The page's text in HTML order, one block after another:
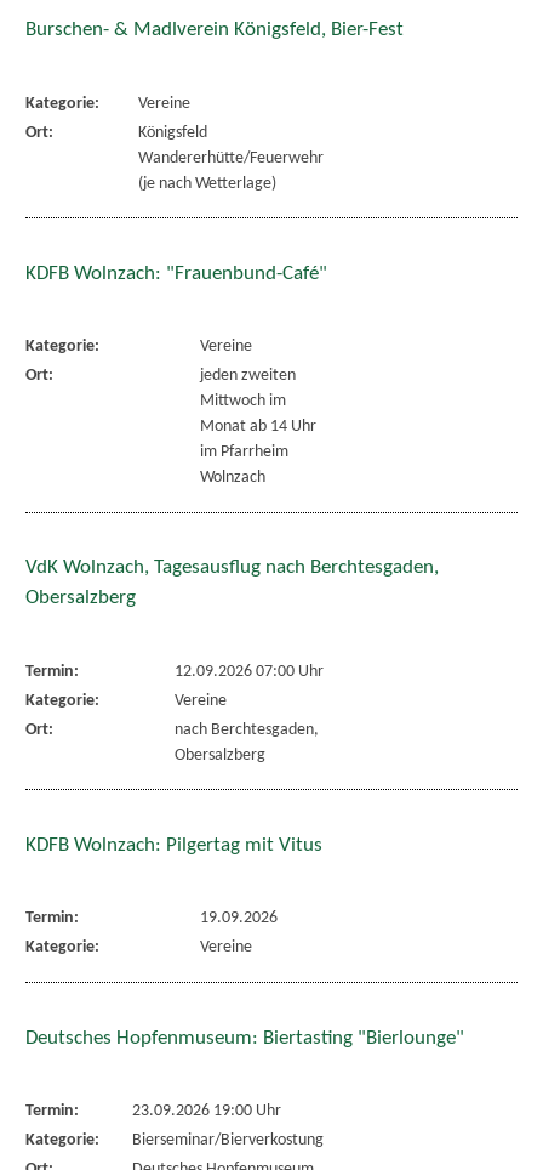
Burschen- & Madlverein Königsfeld, Bier-Fest
Kategorie:
Vereine
Ort:
Königsfeld
Wandererhütte/Feuerwehr
(je nach Wetterlage)
KDFB Wolnzach: "Frauenbund-Café"
Kategorie:
Vereine
Ort:
jeden zweiten
Mittwoch im
Monat ab 14 Uhr
im Pfarrheim
Wolnzach
VdK Wolnzach, Tagesausflug nach Berchtesgaden,
Obersalzberg
Termin:
12.09.2026 07:00 Uhr
Kategorie:
Vereine
Ort:
nach Berchtesgaden,
Obersalzberg
KDFB Wolnzach: Pilgertag mit Vitus
Termin:
19.09.2026
Kategorie:
Vereine
Deutsches Hopfenmuseum: Biertasting "Bierlounge"
Termin:
23.09.2026 19:00 Uhr
Kategorie:
Bierseminar/Bierverkostung